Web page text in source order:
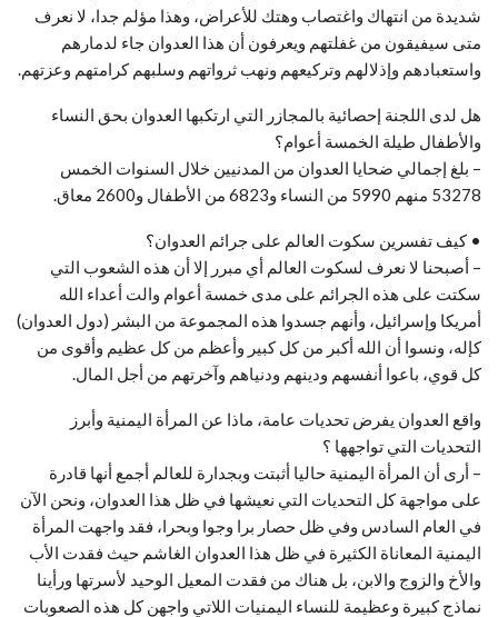
شديدة من انتهاك واغتصاب وهتك للأعراض، وهذا مؤلم جدا، لا نعرف
متى سيفيقون من غفلتهم ويعرفون أن هذا العدوان جاء لدمارهم
واستعبادهم وإذلالهم وتركيعهم ونهب ثرواتهم وسلبهم كرامتهم وعزتهم.
هل لدى اللجنة إحصائية بالمجازر التي ارتكبها العدوان بحق النساء
والأطفال طيلة الخمسة أعوام؟
– بلغ إجمالي ضحايا العدوان من المدنيين خلال السنوات الخمس
53278 منهم 5990 من النساء و6823 من الأطفال و2600 معاق.
• كيف تفسرين سكوت العالم على جرائم العدوان؟
– أصبحنا لا نعرف لسكوت العالم أي مبرر إلا أن هذه الشعوب التي
سكتت على هذه الجرائم على مدى خمسة أعوام والت أعداء الله
أمريكا وإسرائيل، وأنهم جسدوا هذه المجموعة من البشر (دول العدوان)
كإله، ونسوا أن الله أكبر من كل كبير وأعظم من كل عظيم وأقوى من
كل قوي، باعوا أنفسهم ودينهم ودنياهم وآخرتهم من أجل المال.
واقع العدوان يفرض تحديات عامة، ماذا عن المرأة اليمنية وأبرز
التحديات التي تواجهها ؟
– أرى أن المرأة اليمنية حاليا أثبتت وبجدارة للعالم أجمع أنها قادرة
على مواجهة كل التحديات التي نعيشها في ظل هذا العدوان، ونحن الآن
في العام السادس وفي ظل حصار برا وجوا وبحرا، فقد واجهت المرأة
اليمنية المعاناة الكثيرة في ظل هذا العدوان الغاشم حيث فقدت الأب
والأخ والزوج والابن، بل هناك من فقدت المعيل الوحيد لأسرتها ورأينا
نماذج كبيرة وعظيمة للنساء اليمنيات اللاتي واجهن كل هذه الصعوبات